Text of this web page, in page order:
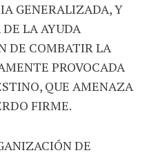
GENERALIZADA, Y
LA AYUDA
DE COMBATIR LA
PROVOCADA
QUE AMENAZA
FIRME.
DE